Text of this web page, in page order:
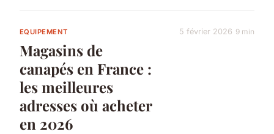
EQUIPEMENT
Magasins de
canapés en France :
les meilleures
adresses où acheter
en 2026
5 février 2026 9 min